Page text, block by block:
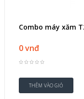
Combo máy xăm
0 vnđ